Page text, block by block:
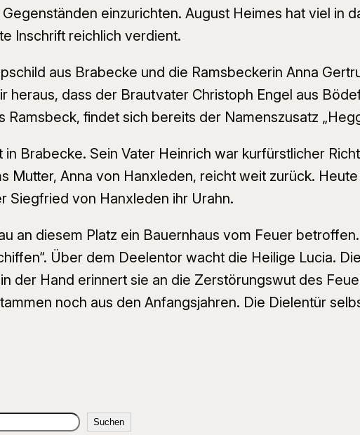
einzurichten. August Heimes hat viel in
Inschrift reichlich verdient.
aus Brabecke und die Ramsbeckerin Anna
dass der Brautvater Christoph Engel aus
findet sich bereits der Namenszusatz
Brabecke. Sein Vater Heinrich war kurfürstlicher
Mutter, Anna von Hanxleden, reicht weit zurück.
Siegfried von Hanxleden ihr Urahn.
an diesem Platz ein Bauernhaus vom Feuer
Über dem Deelentor wacht die Heilige Lucia.
der Hand erinnert sie an die Zerstörungswut des
noch aus den Anfangsjahren. Die Dielentür
Suchen